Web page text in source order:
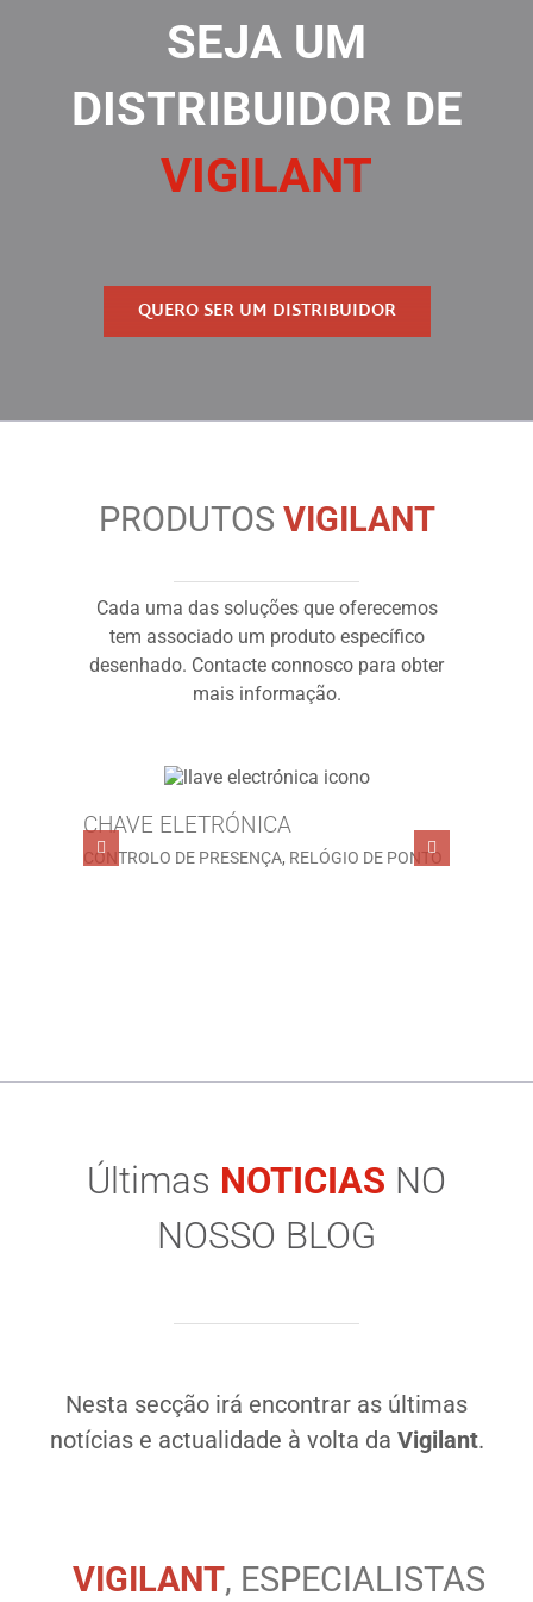
SEJA UM
DISTRIBUIDOR DE
VIGILANT
QUERO SER UM DISTRIBUIDOR
PRODUTOS VIGILANT
Cada uma das soluções que oferecemos
tem associado um produto específico
desenhado. Contacte connosco para obter
mais informação.
CHAVE ELETRÓNICA
CONTROLO DE PRESENÇA, RELÓGIO DE PONTO
Últimas NOTICIAS NO
NOSSO BLOG
Nesta secção irá encontrar as últimas
notícias e actualidade à volta da Vigilant.
VIGILANT, ESPECIALISTAS